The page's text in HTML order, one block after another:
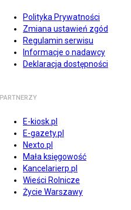
Polityka Prywatności
Zmiana ustawień zgód
Regulamin serwisu
Informacje o nadawcy
Deklaracja dostępności
PARTNERZY
E-kiosk.pl
E-gazety.pl
Nexto.pl
Mała księgowość
Kancelarierp.pl
Wieści Rolnicze
Życie Warszawy